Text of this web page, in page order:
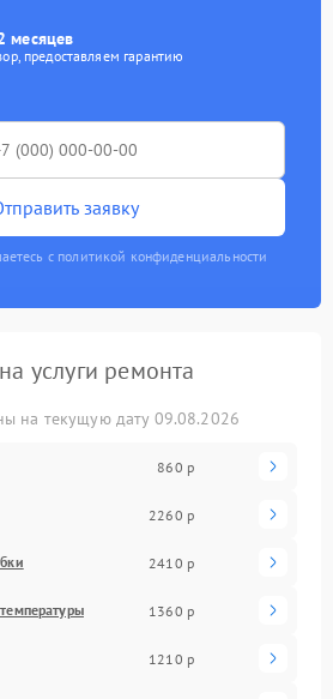
месяцев
предоставляем гарантию
заявку
с политикой конфиденциальности
услуги ремонта
на текущую дату 09.08.2026
860 р
2260 р
2410 р
1360 р
1210 р